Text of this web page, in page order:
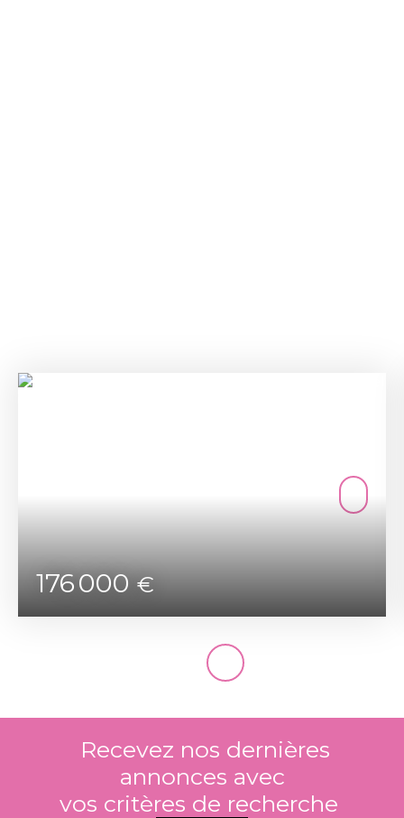
176 000€
Recevez nos dernières
annonces avec
vos critères de recherche